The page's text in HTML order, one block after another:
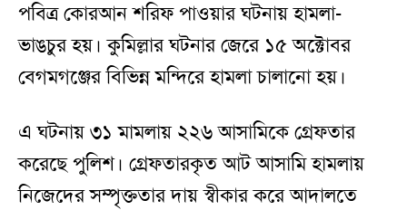
পবিত্র কোরআন শরিফ পাওয়ার ঘটনায় হামলা-
ভাঙচুর হয়। কুমিল্লার ঘটনার জেরে ১৫ অক্টোবর
বেগমগঞ্জের বিভিন্ন মন্দিরে হামলা চালানো হয়।
এ ঘটনায় ৩১ মামলায় ২২৬ আসামিকে গ্রেফতার
করেছে পুলিশ। গ্রেফতারকৃত আট আসামি হামলায়
নিজেদের সম্পৃক্ততার দায় স্বীকার করে আদালতে